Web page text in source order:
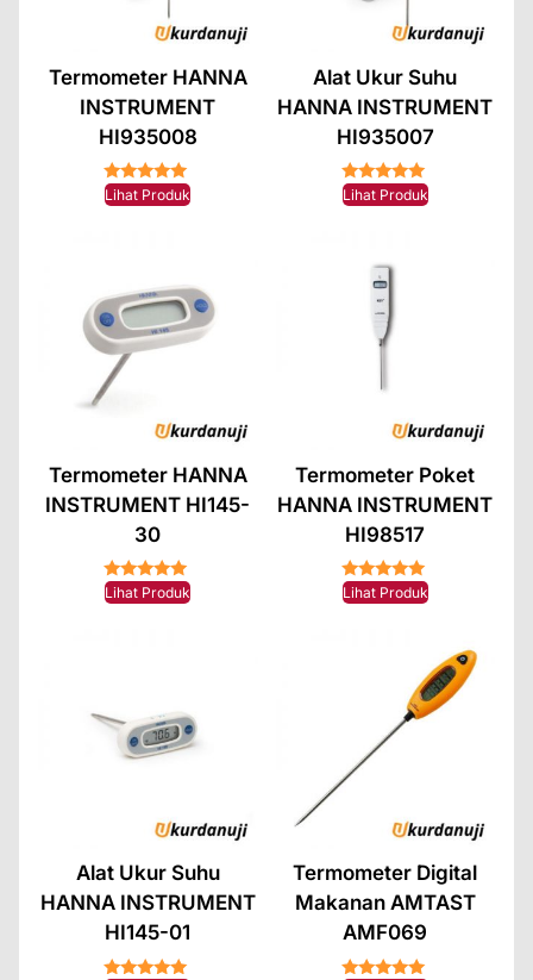
Termometer HANNA
INSTRUMENT
HI935008
★★★★★
Lihat Produk
Alat Ukur Suhu
HANNA INSTRUMENT
HI935007
★★★★★
Lihat Produk
Termometer HANNA
INSTRUMENT HI145-
30
★★★★★
Lihat Produk
Termometer Poket
HANNA INSTRUMENT
HI98517
★★★★★
Lihat Produk
Alat Ukur Suhu
HANNA INSTRUMENT
HI145-01
Termometer Digital
Makanan AMTAST
AMF069